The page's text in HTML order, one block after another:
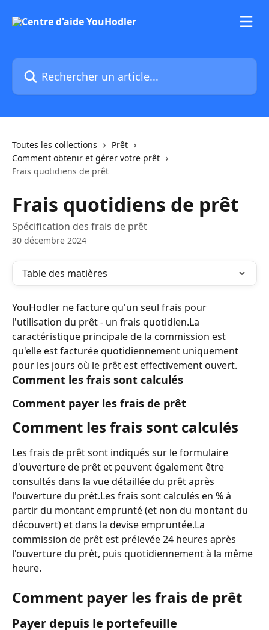
Rechercher un article...
Toutes les collections
Prêt
Comment obtenir et gérer votre prêt
Frais quotidiens de prêt
Frais quotidiens de prêt
Spécification des frais de prêt
30 décembre 2024
Table des matières
YouHodler ne facture qu'un seul frais pour
l'utilisation du prêt - un frais quotidien.La
caractéristique principale de la commission est
qu'elle est facturée quotidiennement uniquement
pour les jours où le prêt est effectivement ouvert.
Comment les frais sont calculés
Comment payer les frais de prêt
Comment les frais sont calculés
Les frais de prêt sont indiqués sur le formulaire
d'ouverture de prêt et peuvent également être
consultés dans la vue détaillée du prêt après
l'ouverture du prêt.Les frais sont calculés en % à
partir du montant emprunté (et non du montant du
découvert) et dans la devise empruntée.La
commission de prêt est prélevée 24 heures après
l'ouverture du prêt, puis quotidiennement à la même
heure.
Comment payer les frais de prêt
Payer depuis le portefeuille